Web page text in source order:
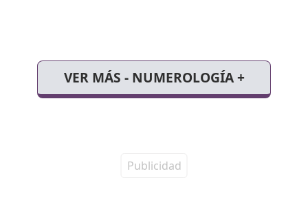
VER MÁS - NUMEROLOGÍA +